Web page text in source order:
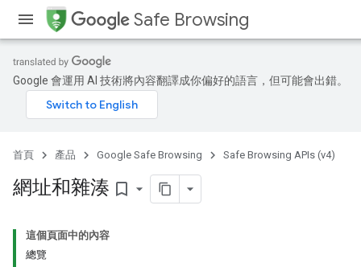
Safe Browsing
Google 會運用 AI 技術將內容翻譯成你偏好的語言，但可能會出錯。
首頁 產品 Google Safe Browsing Safe Browsing APIs (v4)
網址和雜湊 bookmark_border
這個頁面中的內容
總覽